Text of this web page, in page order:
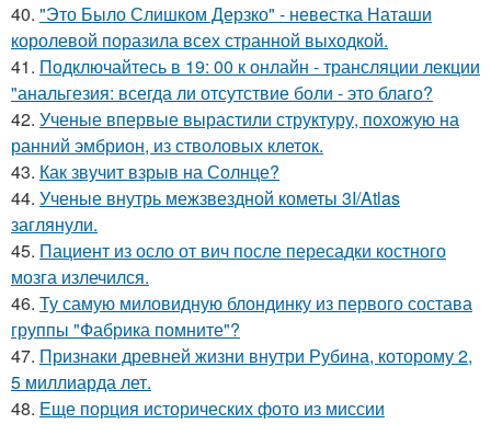
40. "Это Было Слишком Дерзко" - невестка Наташи
королевой поразила всех странной выходкой.
41. Подключайтесь в 19: 00 к онлайн - трансляции лекции
"анальгезия: всегда ли отсутствие боли - это благо?
42. Ученые впервые вырастили структуру, похожую на
ранний эмбрион, из стволовых клеток.
43. Как звучит взрыв на Солнце?
44. Ученые внутрь межзвездной кометы 3I/Atlas
заглянули.
45. Пациент из осло от вич после пересадки костного
мозга излечился.
46. Ту самую миловидную блондинку из первого состава
группы "Фабрика помните"?
47. Признаки древней жизни внутри Рубина, которому 2,
5 миллиарда лет.
48. Еще порция исторических фото из миссии